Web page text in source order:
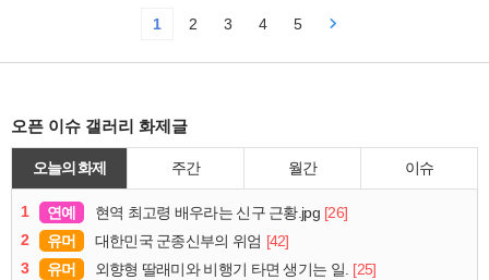
1 2 3 4 5
오픈 이슈 갤러리 화제글
오늘의 화제 주간 월간 이슈
1 연예 현역 최고령 배우라는 신구 근황.jpg [26]
2
유머 대한민국 군종신부의 위엄 [42]
3
유머 외향형 딸래미와 비행기 타면 생기는 일. [25]